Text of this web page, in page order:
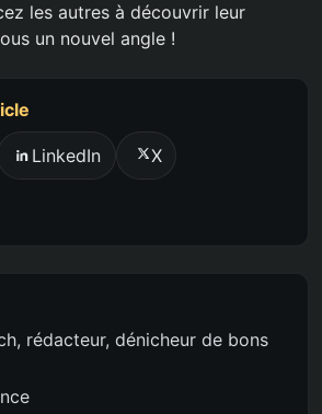
les autres à découvrir leur
un nouvel angle !
LinkedIn X
rédacteur, dénicheur de bons